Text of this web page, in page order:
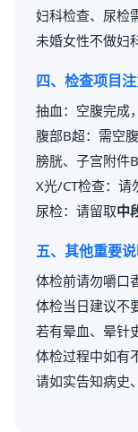
妇科检查、尿检
未婚女性不做妇
四、检查项目
抽血：空腹完成
腹部B超：需空腹
膀胱、子宫附件
X光/CT检查：请
尿检：请留取中
五、其他重要
体检前请勿嚼口
体检当日建议不
若有晕血、晕针
体检过程中如有
请如实告知病史